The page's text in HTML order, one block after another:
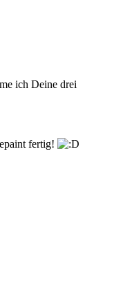
ich Deine drei
fertig!